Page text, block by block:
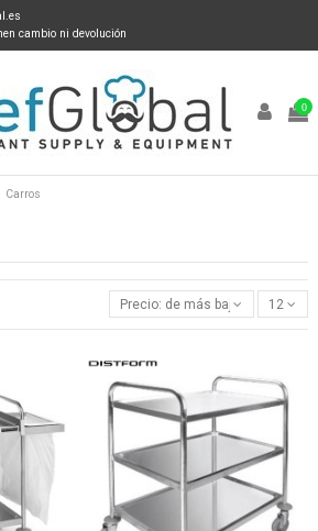
cambio ni devolución
0
Carros
Precio: de más bajo a más alto
12